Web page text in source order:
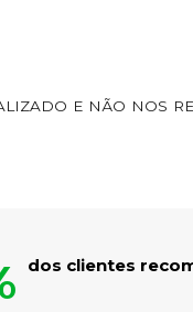
E NÃO NOS
dos clientes